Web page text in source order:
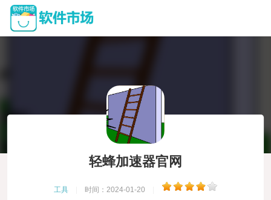
轻蜂加速器官网
工具 时间：2024-01-20